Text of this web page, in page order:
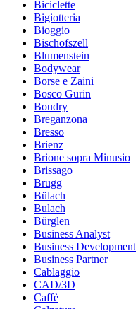
Biciclette
Bigiotteria
Bioggio
Bischofszell
Blumenstein
Bodywear
Borse e Zaini
Bosco Gurin
Boudry
Breganzona
Bresso
Brienz
Brione sopra Minusio
Brissago
Brugg
Bülach
Bulach
Bürglen
Business Analyst
Business Development
Business Partner
Cablaggio
CAD/3D
Caffè